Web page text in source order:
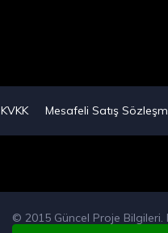
KVKK Mesafeli Satış
© 2015 Güncel Proje Bilgileri.